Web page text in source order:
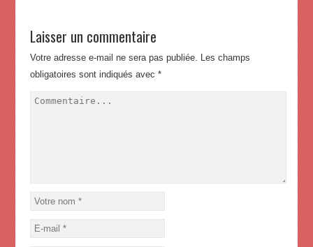
Laisser un commentaire
Votre adresse e-mail ne sera pas publiée. Les champs
obligatoires sont indiqués avec *